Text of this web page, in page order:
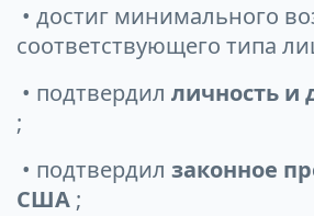
• достиг минимального
соответствующего типа
• подтвердил личность и
;
• подтвердил законное
США ;